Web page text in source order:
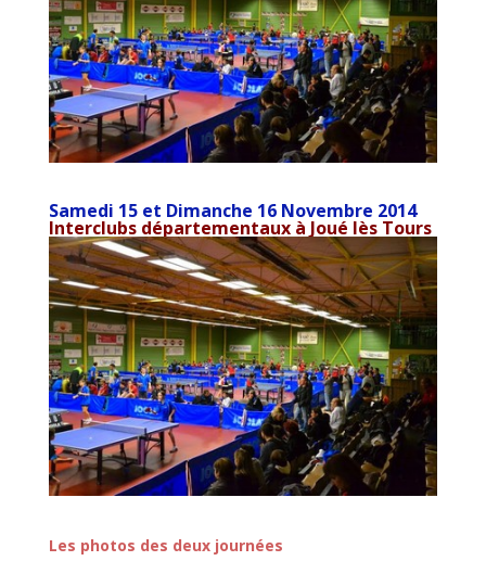
Samedi 15 et Dimanche 16 Novembre 2014
Interclubs départementaux à Joué lès Tours
Les photos des deux journées